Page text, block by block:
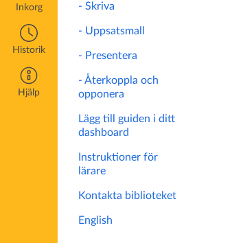
Inkorg
Historik
Hjälp
- Skriva
- Uppsatsmall
- Presentera
- Återkoppla och
opponera
Lägg till guiden i ditt
dashboard
Instruktioner för
lärare
Kontakta biblioteket
English